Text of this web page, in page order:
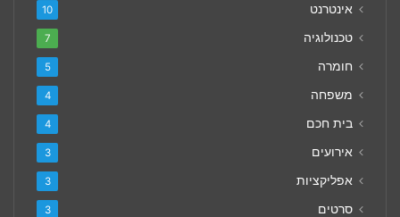
אינטרנט 10
טכנולוגיה 7
חומרה 5
משפחה 4
בית חכם 4
אירועים 3
אפליקציות 3
סרטים 3